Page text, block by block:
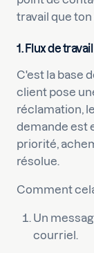
travail que
1. Flux de
C'est la base
client pose
réclamation,
demande est
priorité,
résolue.
Comment
Un
courriel.